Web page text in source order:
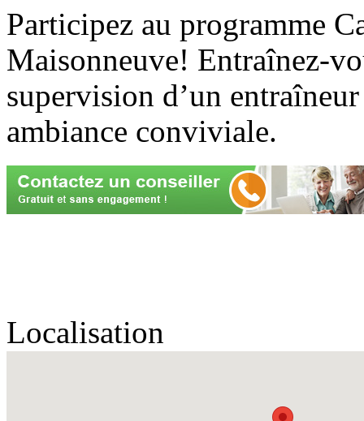
Participez au programme
Maisonneuve! Entraînez-
supervision d’un
ambiance conviviale.
Localisation